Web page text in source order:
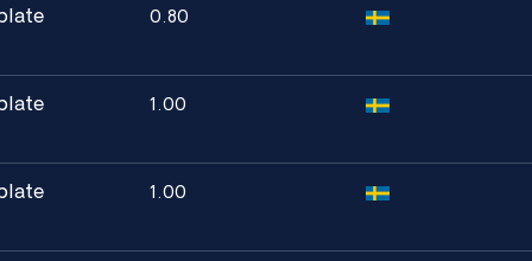
0.80
1.00
1.00